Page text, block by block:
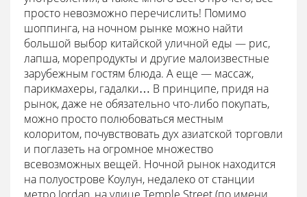
просто невозможно перечислить! Помимо
шоппинга, на ночном рынке можно найти
большой выбор китайской уличной еды — рис,
лапша, морепродукты и другие малоизвестные
зарубежным гостям блюда. А еще — массаж,
парикмахеры, гадалки… В принципе, придя на
рынок, даже не обязательно что-либо покупать,
можно просто полюбоваться местным
колоритом, почувствовать дух азиатской торговли
и поглазеть на огромное множество
всевозможных вещей. Ночной рынок находится
на полуострове Коулун, недалеко от станции